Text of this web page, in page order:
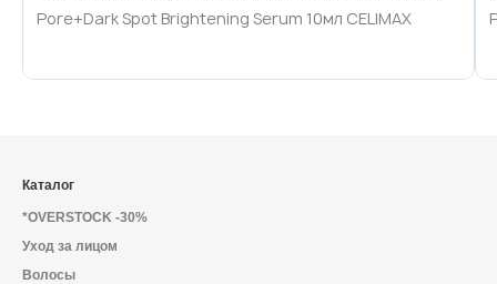
Pore+Dark Spot Brightening Serum 10мл CELIMAX
Каталог
*OVERSTOCK -30%
Уход за лицом
Волосы